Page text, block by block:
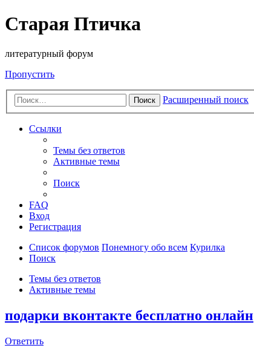
Старая Птичка
литературный форум
Пропустить
Поиск Расширенный поиск
Ссылки
Темы без ответов
Активные темы
Поиск
FAQ
Вход
Регистрация
Список форумов Понемногу обо всем Курилка
Поиск
Темы без ответов
Активные темы
подарки вконтакте бесплатно онлайн
Ответить